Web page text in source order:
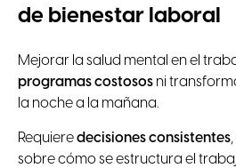
de bienestar laboral
Mejorar la salud mental en el
programas costosos ni
la noche a la mañana.
Requieredecisiones consistentes
sobre cómo se estructura el